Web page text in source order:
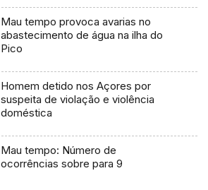
Mau tempo provoca avarias no
abastecimento de água na ilha do
Pico
Homem detido nos Açores por
suspeita de violação e violência
doméstica
Mau tempo: Número de
ocorrências sobre para 9